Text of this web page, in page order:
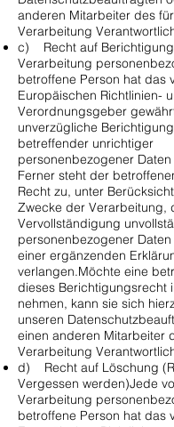
anderen Mitarbeiter des
Verarbeitung
c) Recht auf
Verarbeitung
betroffene Person hat das
Europäischen Richtlinien-
Verordnungsgeber
unverzügliche
betreffender unrichtiger
personenbezogener
Ferner steht der
Recht zu, unter
Zwecke der Verarbeitung,
Vervollständigung
personenbezogener
einer ergänzenden
verlangen.Möchte eine
dieses Berichtigungsrecht
nehmen, kann sie sich
unseren
einen anderen Mitarbeiter
Verarbeitung
d) Recht auf Löschung
Vergessen werden)Jede
Verarbeitung
betroffene Person hat das